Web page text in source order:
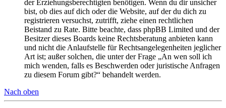
der Erziehungsberechtigten benötigen. Wenn du dir unsicher
bist, ob dies auf dich oder die Website, auf der du dich zu
registrieren versuchst, zutrifft, ziehe einen rechtlichen
Beistand zu Rate. Bitte beachte, dass phpBB Limited und der
Besitzer dieses Boards keine Rechtsberatung anbieten kann
und nicht die Anlaufstelle für Rechtsangelegenheiten jeglicher
Art ist; außer solchen, die unter der Frage „An wen soll ich
mich wenden, falls es Beschwerden oder juristische Anfragen
zu diesem Forum gibt?“ behandelt werden.
Nach oben